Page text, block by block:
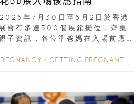
2026年7月30日至8月2日於香港
會有多達500個展銷攤位，齊集
子資訊，各位準爸媽在入場前應
/ GETTING PREGNANT